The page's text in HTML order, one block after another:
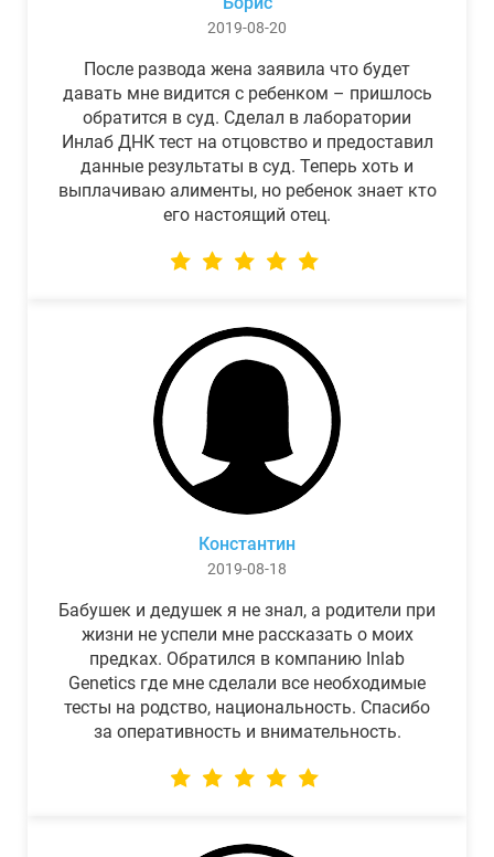
2019-08-20
После развода жена заявила что будет
давать мне видится с ребенком – пришлось
обратится в суд. Сделал в лаборатории
Инлаб ДНК тест на отцовство и предоставил
данные результаты в суд. Теперь хоть и
выплачиваю алименты, но ребенок знает кто
его настоящий отец.
Константин
2019-08-18
Бабушек и дедушек я не знал, а родители при
жизни не успели мне рассказать о моих
предках. Обратился в компанию Inlab
Genetics где мне сделали все необходимые
тесты на родство, национальность. Спасибо
за оперативность и внимательность.